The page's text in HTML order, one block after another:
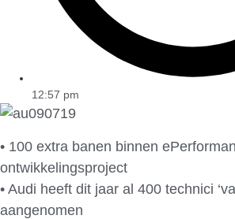
12:57 pm
• 100 extra banen binnen
ontwikkelingsproject
• Audi heeft dit jaar al 400 technici
aangenomen